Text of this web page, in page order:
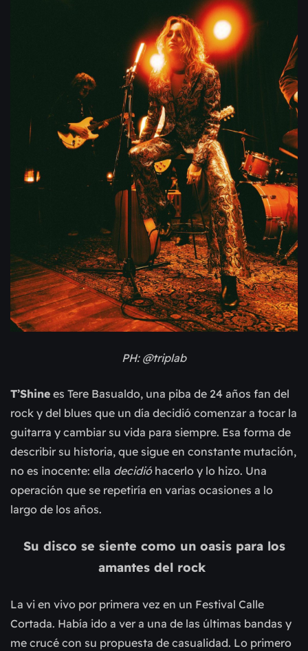
PH: @triplab
T’Shine es Tere Basualdo, una piba de 24 años fan del
rock y del blues que un día decidió comenzar a tocar la
guitarra y cambiar su vida para siempre. Esa forma de
describir su historia, que sigue en constante mutación,
no es inocente: ella decidió hacerlo y lo hizo. Una
operación que se repetiría en varias ocasiones a lo
largo de los años.
Su disco se siente como un oasis para los
amantes del rock
La vi en vivo por primera vez en un Festival Calle
Cortada. Había ido a ver a una de las últimas bandas y
me crucé con su propuesta de casualidad. Lo primero